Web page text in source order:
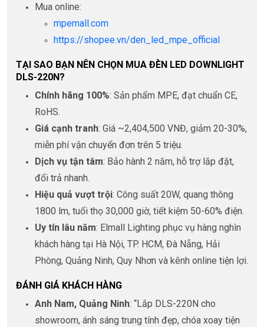
Mua online:
mpemall.com
https://shopee.vn/den_led_mpe_official
TẠI SAO BẠN NÊN CHỌN MUA ĐÈN LED DOWNLIGHT
DLS-220N?
Chính hãng 100%: Sản phẩm MPE, đạt chuẩn CE,
RoHS.
Giá cạnh tranh: Giá ~2,404,500 VNĐ, giảm 20-30%,
miễn phí vận chuyển đơn trên 5 triệu.
Dịch vụ tận tâm: Bảo hành 2 năm, hỗ trợ lắp đặt,
đổi trả nhanh.
Hiệu quả vượt trội: Công suất 20W, quang thông
1800 lm, tuổi thọ 30,000 giờ, tiết kiệm 50-60% điện.
Uy tín lâu năm: Elmall Lighting phục vụ hàng nghìn
khách hàng tại Hà Nội, TP. HCM, Đà Nẵng, Hải
Phòng, Quảng Ninh, Quy Nhơn và kênh online tiện lợi.
ĐÁNH GIÁ KHÁCH HÀNG
Anh Nam, Quảng Ninh: “Lắp DLS-220N cho
showroom, ánh sáng trung tính đẹp, chóa xoay tiện